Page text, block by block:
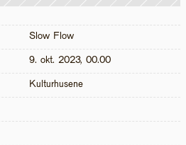
Slow Flow
9. okt. 2023, 00.00
Kulturhusene